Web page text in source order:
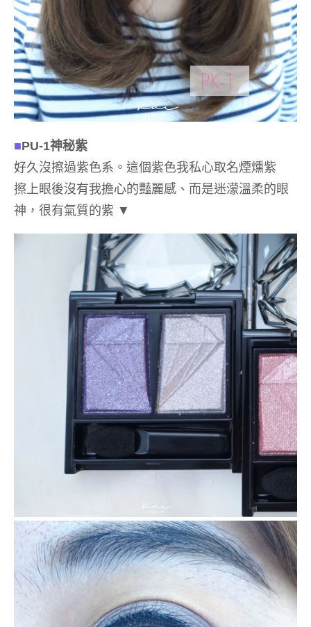
■PU-1神秘紫
好久沒擦過紫色系。這個紫色我私心取名煙燻紫
擦上眼後沒有我擔心的豔麗感、而是迷濛溫柔的眼
神，很有氣質的紫 ▼